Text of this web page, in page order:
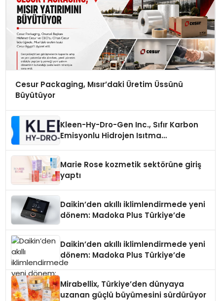
Cesur Packaging, Mısır’daki Üretim Üssünü
Büyütüyor
Kleen-Hy-Dro-Gen Inc., Sıfır Karbon
Emisyonlu Hidrojen Isıtma
Marie Rose kozmetik sektörüne giriş
yaptı
Daikin’den akıllı iklimlendirmede yeni
dönem: Madoka Plus Türkiye’de
Daikin’den akıllı iklimlendirmede yeni
dönem: Madoka Plus Türkiye’de
Mirabellix, Türkiye’den dünyaya
uzanan güçlü büyümesini sürdürüyor